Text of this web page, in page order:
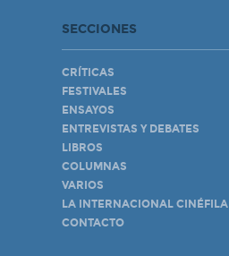
SECCIONES
CRÍTICAS
FESTIVALES
ENSAYOS
ENTREVISTAS Y DEBATES
LIBROS
COLUMNAS
VARIOS
LA INTERNACIONAL CINÉFILA
CONTACTO